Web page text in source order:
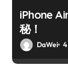
iPhone
秘！
DaWei